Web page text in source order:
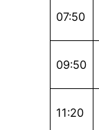
07:50
09:50
11:20